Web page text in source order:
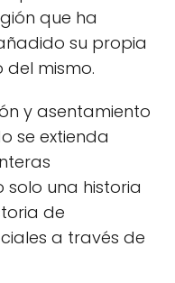
que ha
su propia
mismo.
y asentamiento
se extienda
solo una historia
de
a través de